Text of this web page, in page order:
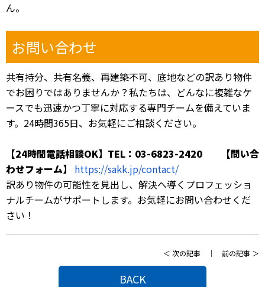
ん。
お問い合わせ
共有持分、共有名義、再建築不可、底地などの訳あり物件
でお困りではありませんか？私たちは、どんなに複雑なケ
ースでも迅速かつ丁寧に対応する専門チームを備えていま
す。24時間365日、お気軽にご相談ください。
【24時間電話相談OK】TEL：03-6823-2420 【問い合
わせフォーム】 https://sakk.jp/contact/
訳あり物件の可能性を見出し、解決へ導くプロフェッショ
ナルチームがサポートします。お気軽にお問い合わせくだ
さい！
＜ 次の記事 ｜ 前の記事 ＞
BACK